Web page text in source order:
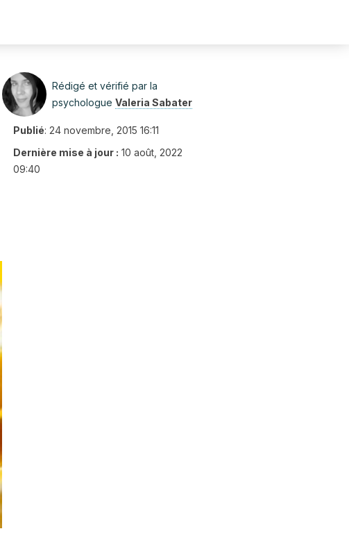
Rédigé et vérifié par la
psychologue Valeria Sabater
Publié: 24 novembre, 2015 16:11
Dernière mise à jour : 10 août, 2022
09:40